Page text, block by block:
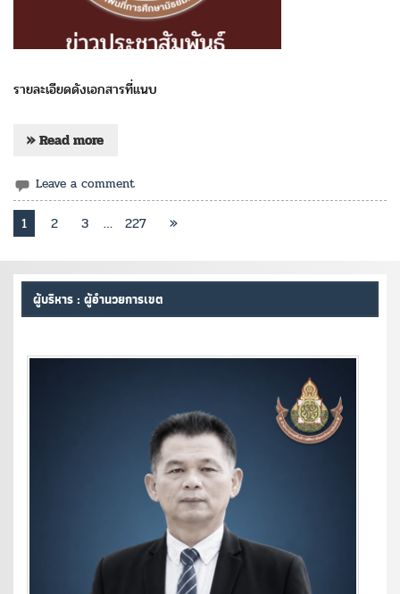
รายละเอียดดังเอกสารที่แนบ
» Read more
Leave a comment
1 2 3 … 227 »
ผู้บริหาร : ผู้อำนวยการเขต